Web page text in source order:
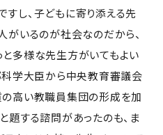
し、子どもに寄り添える先
がいるのが社会なのだから、
多様な先生方がいてもよい
科学大臣から中央教育審議会
高い教職員集団の形成を加
題する諮問があったのも、ま